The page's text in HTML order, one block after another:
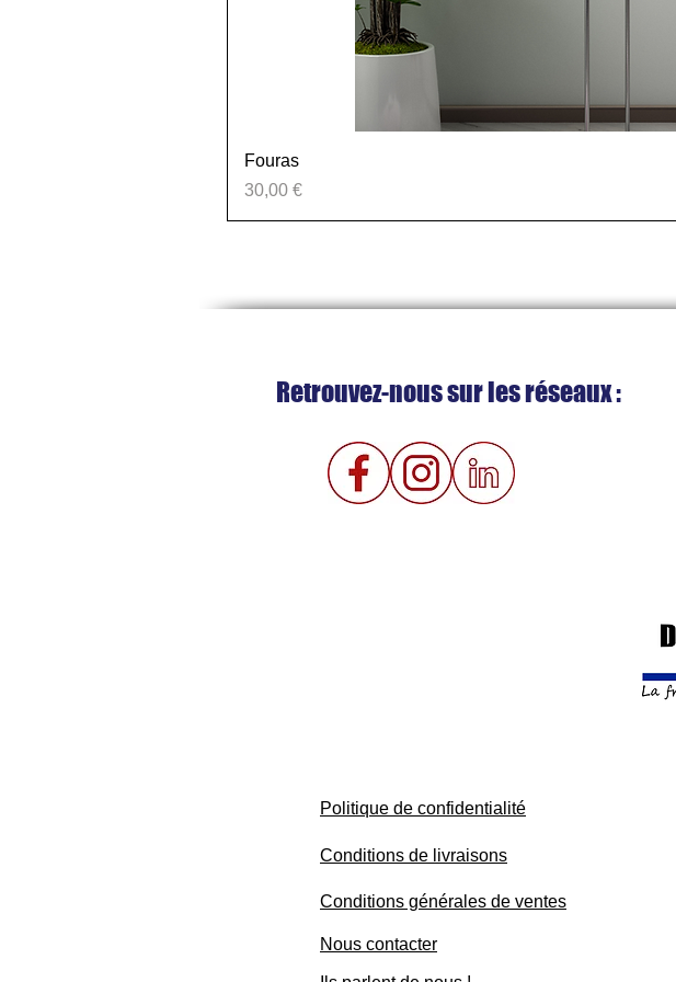
Fouras
Prix
30,00 €
Retrouvez-nous sur les réseaux :
Politique de confidentialité
Conditions générales de ventes
Nous contacter
Conditions de livraisons